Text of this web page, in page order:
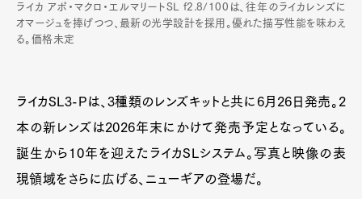
ライカ アポ・マクロ・エルマリートSL f2.8/100は、往年のライカレンズに
オマージュを捧げつつ、最新の光学設計を採用。優れた描写性能を味わえ
る。価格未定
ライカSL3-Pは、3種類のレンズキットと共に6月26日発売。2
本の新レンズは2026年末にかけて発売予定となっている。
誕生から10年を迎えたライカSLシステム。写真と映像の表
現領域をさらに広げる、ニューギアの登場だ。